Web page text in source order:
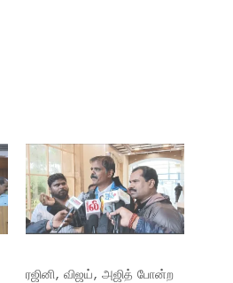
ரஜினி, விஜய், அஜித் போன்ற